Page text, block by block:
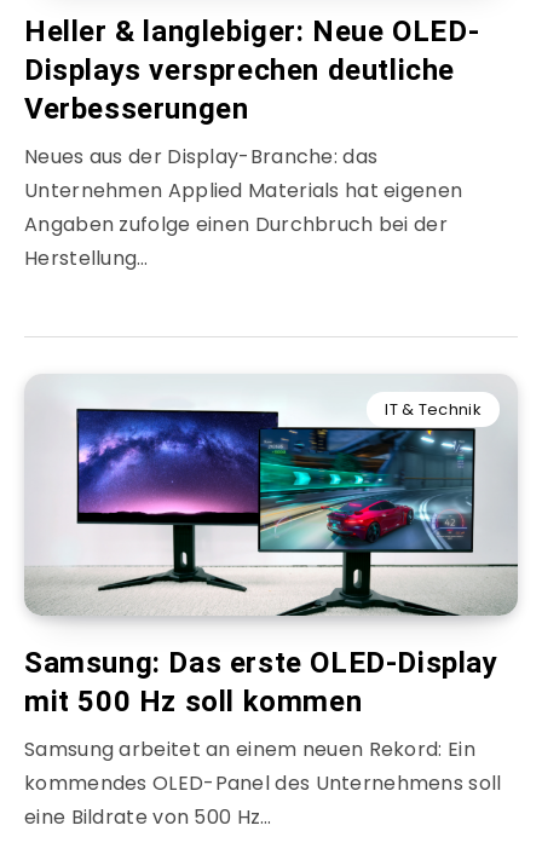
Heller & langlebiger: Neue OLED-
Displays versprechen deutliche
Verbesserungen
Neues aus der Display-Branche: das
Unternehmen Applied Materials hat eigenen
Angaben zufolge einen Durchbruch bei der
Herstellung…
IT & Technik
Samsung: Das erste OLED-Display
mit 500 Hz soll kommen
Samsung arbeitet an einem neuen Rekord: Ein
kommendes OLED-Panel des Unternehmens soll
eine Bildrate von 500 Hz…